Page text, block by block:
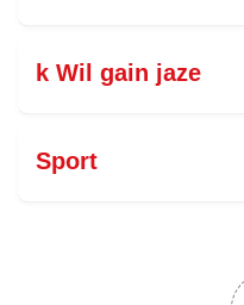
k Wil gain jaze
Sport